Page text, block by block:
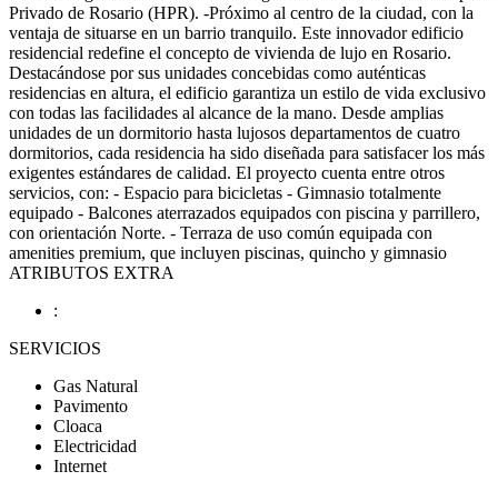
Privado de Rosario (HPR). -Próximo al centro de la ciudad, con la
ventaja de situarse en un barrio tranquilo. Este innovador edificio
residencial redefine el concepto de vivienda de lujo en Rosario.
Destacándose por sus unidades concebidas como auténticas
residencias en altura, el edificio garantiza un estilo de vida exclusivo
con todas las facilidades al alcance de la mano. Desde amplias
unidades de un dormitorio hasta lujosos departamentos de cuatro
dormitorios, cada residencia ha sido diseñada para satisfacer los más
exigentes estándares de calidad. El proyecto cuenta entre otros
servicios, con: - Espacio para bicicletas - Gimnasio totalmente
equipado - Balcones aterrazados equipados con piscina y parrillero,
con orientación Norte. - Terraza de uso común equipada con
amenities premium, que incluyen piscinas, quincho y gimnasio
ATRIBUTOS EXTRA
:
SERVICIOS
Gas Natural
Pavimento
Cloaca
Electricidad
Internet